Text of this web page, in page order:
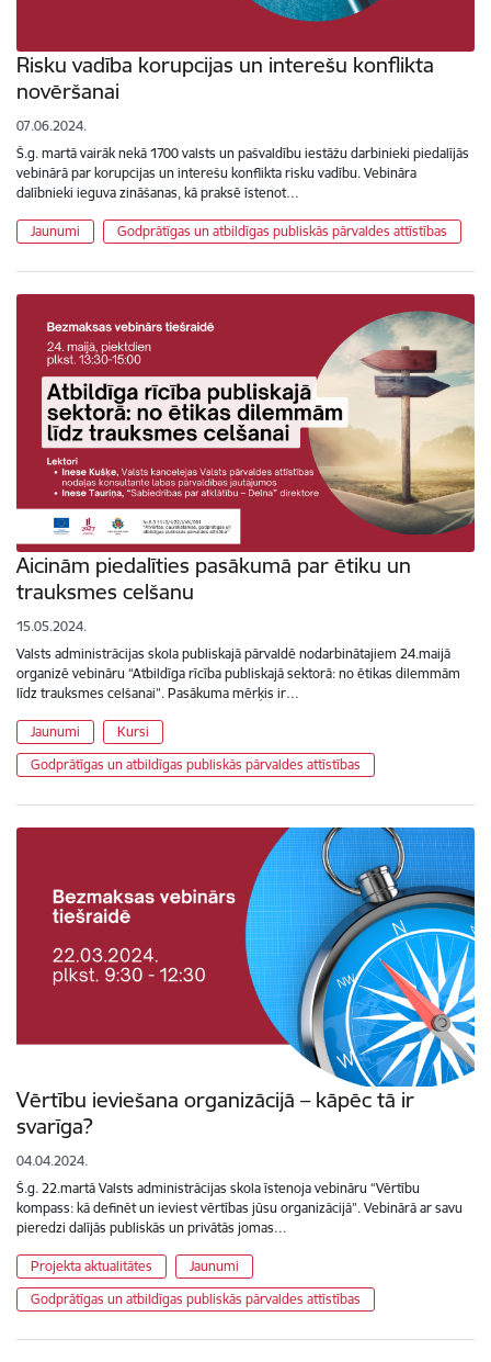
Risku vadība korupcijas un interešu konflikta
novēršanai
07.06.2024.
Š.g. martā vairāk nekā 1700 valsts un pašvaldību iestāžu darbinieki piedalījās
vebinārā par korupcijas un interešu konflikta risku vadību. Vebināra
dalībnieki ieguva zināšanas, kā praksē īstenot…
Jaunumi Godprātīgas un atbildīgas publiskās pārvaldes attīstības
Aicinām piedalīties pasākumā par ētiku un
trauksmes celšanu
15.05.2024.
Valsts administrācijas skola publiskajā pārvaldē nodarbinātajiem 24.maijā
organizē vebināru “Atbildīga rīcība publiskajā sektorā: no ētikas dilemmām
līdz trauksmes celšanai”. Pasākuma mērķis ir…
Jaunumi
Kursi
Godprātīgas un atbildīgas publiskās pārvaldes attīstības
Vērtību ieviešana organizācijā – kāpēc tā ir
svarīga?
04.04.2024.
Š.g. 22.martā Valsts administrācijas skola īstenoja vebināru “Vērtību
kompass: kā definēt un ieviest vērtības jūsu organizācijā”. Vebinārā ar savu
pieredzi dalījās publiskās un privātās jomas…
Projekta aktualitātes
Jaunumi
Godprātīgas un atbildīgas publiskās pārvaldes attīstības